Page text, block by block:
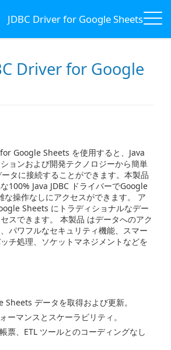
JDBC Driver for Google Sheets
Driver for Google
Google Sheets を使用すると、Java
ョンおよび開発テクノロジーから簡単
タに接続することができます。本製品
100% Java JDBC ドライバーでGoogle
な操作なしにアクセスができます。 ア
Sheets にトラディショナルなデー
スできます。 本製品 はデータへのアク
パワフルなセキュリティ機能、スマー
チ処理、ソケットマネジメントなどを
Sheets データを取得および更新。
ーマンスとスケーラビリティ。
票、ETL ツールとのコーディングなし